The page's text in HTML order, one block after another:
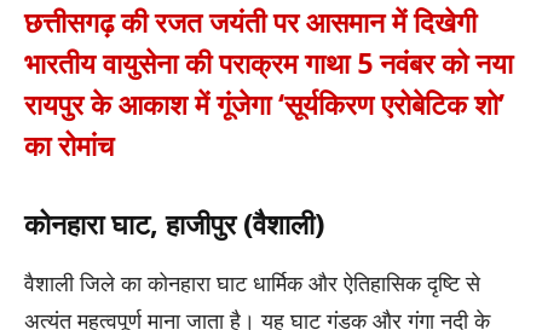
छत्तीसगढ़ की रजत जयंती पर आसमान में दिखेगी
भारतीय वायुसेना की पराक्रम गाथा 5 नवंबर को नया
रायपुर के आकाश में गूंजेगा ‘सूर्यकिरण एरोबेटिक शो’
का रोमांच
कोनहारा घाट, हाजीपुर (वैशाली)
वैशाली जिले का कोनहारा घाट धार्मिक और ऐतिहासिक दृष्टि से
अत्यंत महत्वपूर्ण माना जाता है। यह घाट गंडक और गंगा नदी के